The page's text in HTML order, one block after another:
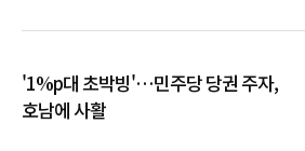
'1%p대 초박빙'…민주당 당권 주자,
호남에 사활